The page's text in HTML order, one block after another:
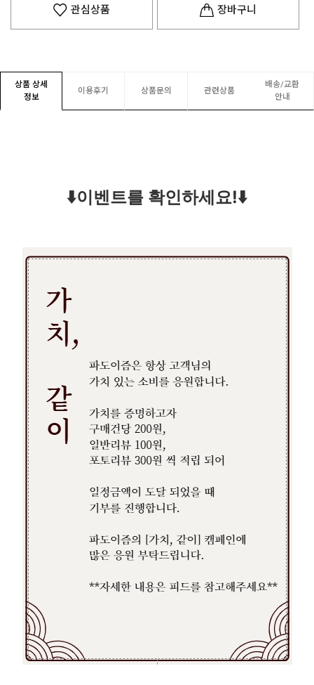
관심상품 장바구니
상품 상세
정보
이용후기 상품문의 관련상품
배송/교환
안내
⬇️이벤트를 확인하세요!⬇️